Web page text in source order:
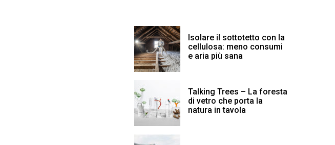
Isolare il sottotetto con la
cellulosa: meno consumi
e aria più sana
Talking Trees – La foresta
di vetro che porta la
natura in tavola